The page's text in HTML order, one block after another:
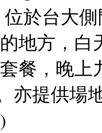
於台大
地方，白
餐，晚上
亦提供場
)